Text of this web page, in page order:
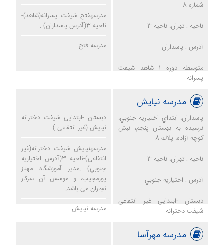
شماره 8
ناحیه : تهران، ناحیه 3
آدرس : پاسداران
متوسطه دوره 1 شاهد شیفت
پسرانه
مدرسهفتح شیفت پسرانه(شاهد)-
ناحیه 3(آدرس پاسداران) .
مدرسه فتح
مدرسه نيايش
پاسداران، ابتداي اختياريه جنوبي،
نرسيده به بهستان پنجم، نبش
كوچه آزاده، پلاك 8
ناحیه : تهران، ناحیه 3
آدرس : اختياريه جنوبي
دبستان -ابتدایی غیر انتفاعی
شیفت دخترانه
دبستان -ابتدایی شیفت دخترانه
نيايش (غیر انتفاعی )
مدرسهنيايش شیفت دخترانه(غیر
انتفاعی)-ناحیه 3(آدرس اختياريه
جنوبي) .مدیر آموزشگاه مهناز
پورمجيب، و موسس آن سرکار
نجاران می باشد.
مدرسه نيايش
مدرسه مهرآسا